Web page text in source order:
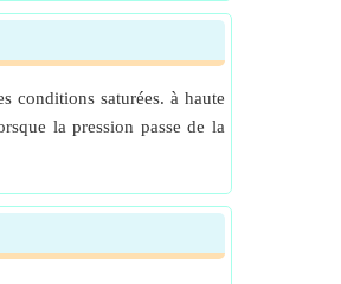
conditions saturées. à haute
la pression passe de la